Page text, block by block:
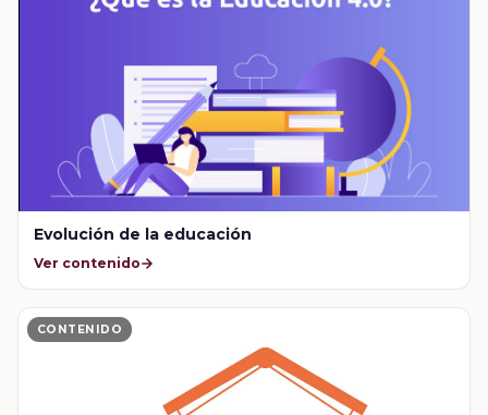
Evolución de la educación
Ver contenido
CONTENIDO